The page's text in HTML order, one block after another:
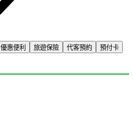
優惠便利 旅遊保險 代客預約 預付卡